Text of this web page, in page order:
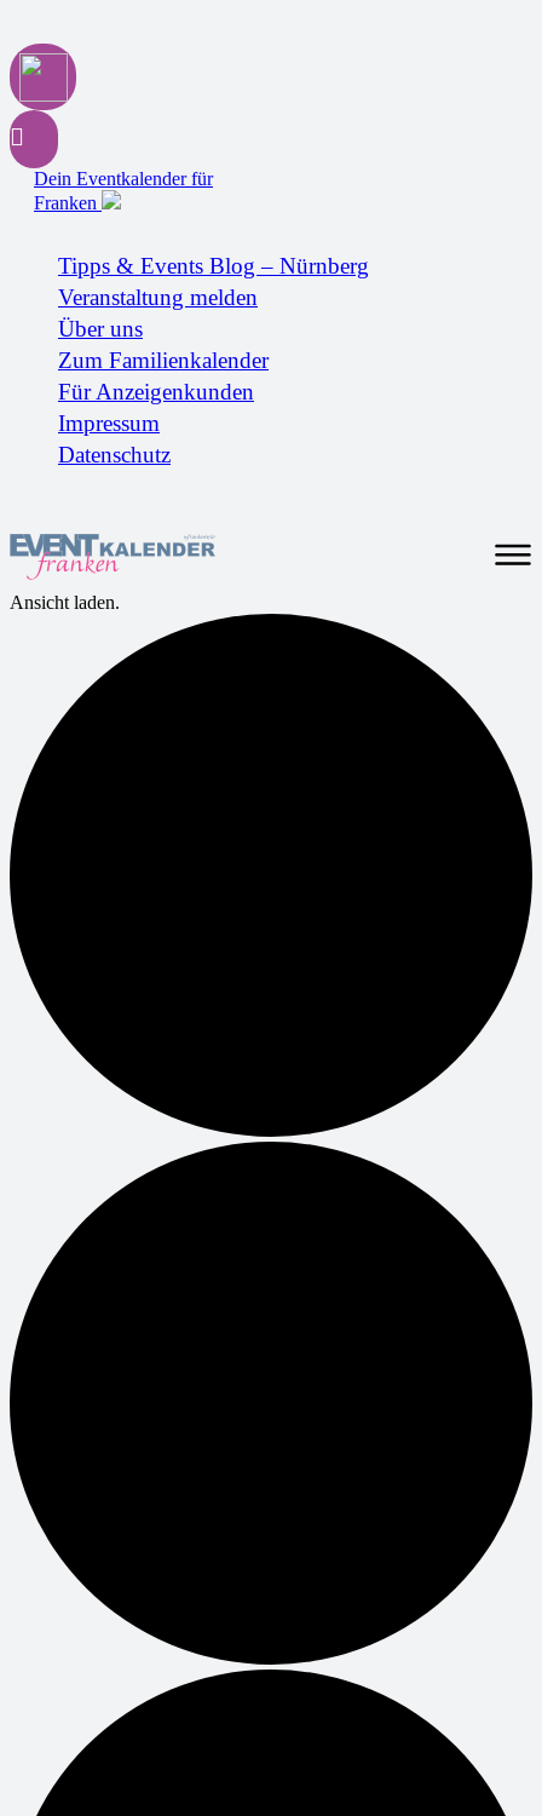
Dein Eventkalender für
Franken
Tipps & Events Blog – Nürnberg
Veranstaltung melden
Über uns
Zum Familienkalender
Für Anzeigenkunden
Impressum
Datenschutz
Ansicht laden.